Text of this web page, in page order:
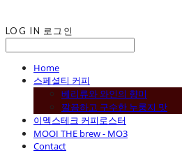
LOG IN 로그인
Home
스페셜티 커피
베리류와 와인의 향미
깔끔하고 구수한 누룽지 맛
이멕스테크 커피로스터
MOOI THE brew - MO3
Contact